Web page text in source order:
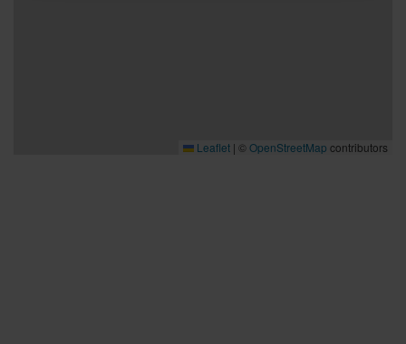
Leaflet | ©OpenStreetMap contributors